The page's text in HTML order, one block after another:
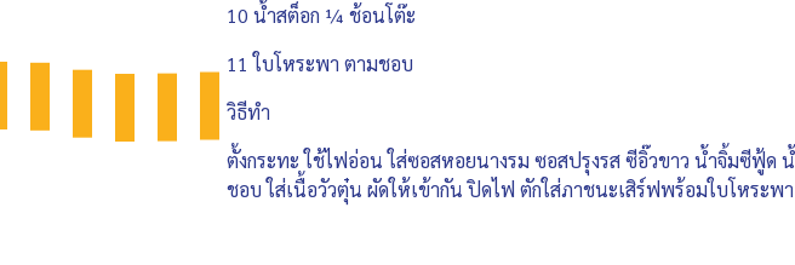
10 น้ำสต็อก ¼ ช้อนโต๊ะ
11 ใบโหระพา ตามชอบ
วิธีทำ
ตั้งกระทะ ใช้ไฟอ่อน ใส่ซอสหอยนางรม ซอสปรุงรส ซีอิ๊วขาว น้ำจิ้มซีฟู้
ชอบ ใส่เนื้อวัวตุ๋น ผัดให้เข้ากัน ปิดไฟ ตักใส่ภาชนะเสิร์ฟพร้อมใบโหระพา